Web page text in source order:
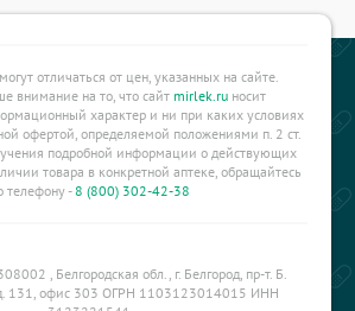
отличаться от цен, указанных на сайте.
внимание на то, что сайт mirlek.ru носит
характер и ни при каких условиях
офертой, определяемой положениями п. 2 ст.
подробной информации о действующих
товара в конкретной аптеке, обращайтесь
телефону -8 (800) 302-42-38
, Белгородская обл., г. Белгород, пр-т. Б.
131, офис 303 ОГРН 1103123014015 ИНН